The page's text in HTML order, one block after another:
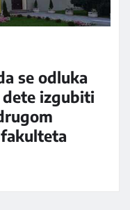
se odluka
dete izgubiti